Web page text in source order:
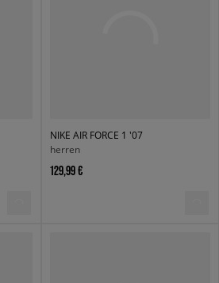
NIKE AIR FORCE 1 '07
herren
129,99 €